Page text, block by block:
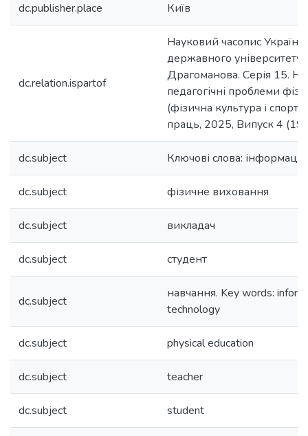
dc.publisher.place Київ
dc.relation.ispartof
Науковий часопис
державного університету
Драгоманова. Серія 15.
педагогічні проблеми
(фізична культура і спорт)
праць, 2025, Випуск 4
dc.subject Ключові слова:
dc.subject фізичне виховання
dc.subject викладач
dc.subject студент
dc.subject
навчання. Key words:
technology
dc.subject physical education
dc.subject teacher
dc.subject student